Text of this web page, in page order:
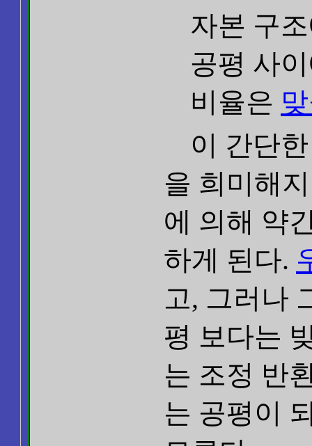
자본 구
공평 사
비율은
이 간단
을 희미해
에 의해 약
하게 된다.
고, 그러나
평 보다는
는 조정 반
는 공평이